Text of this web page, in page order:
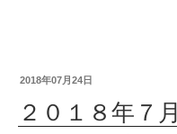
2018年07月24日
２０１８年７